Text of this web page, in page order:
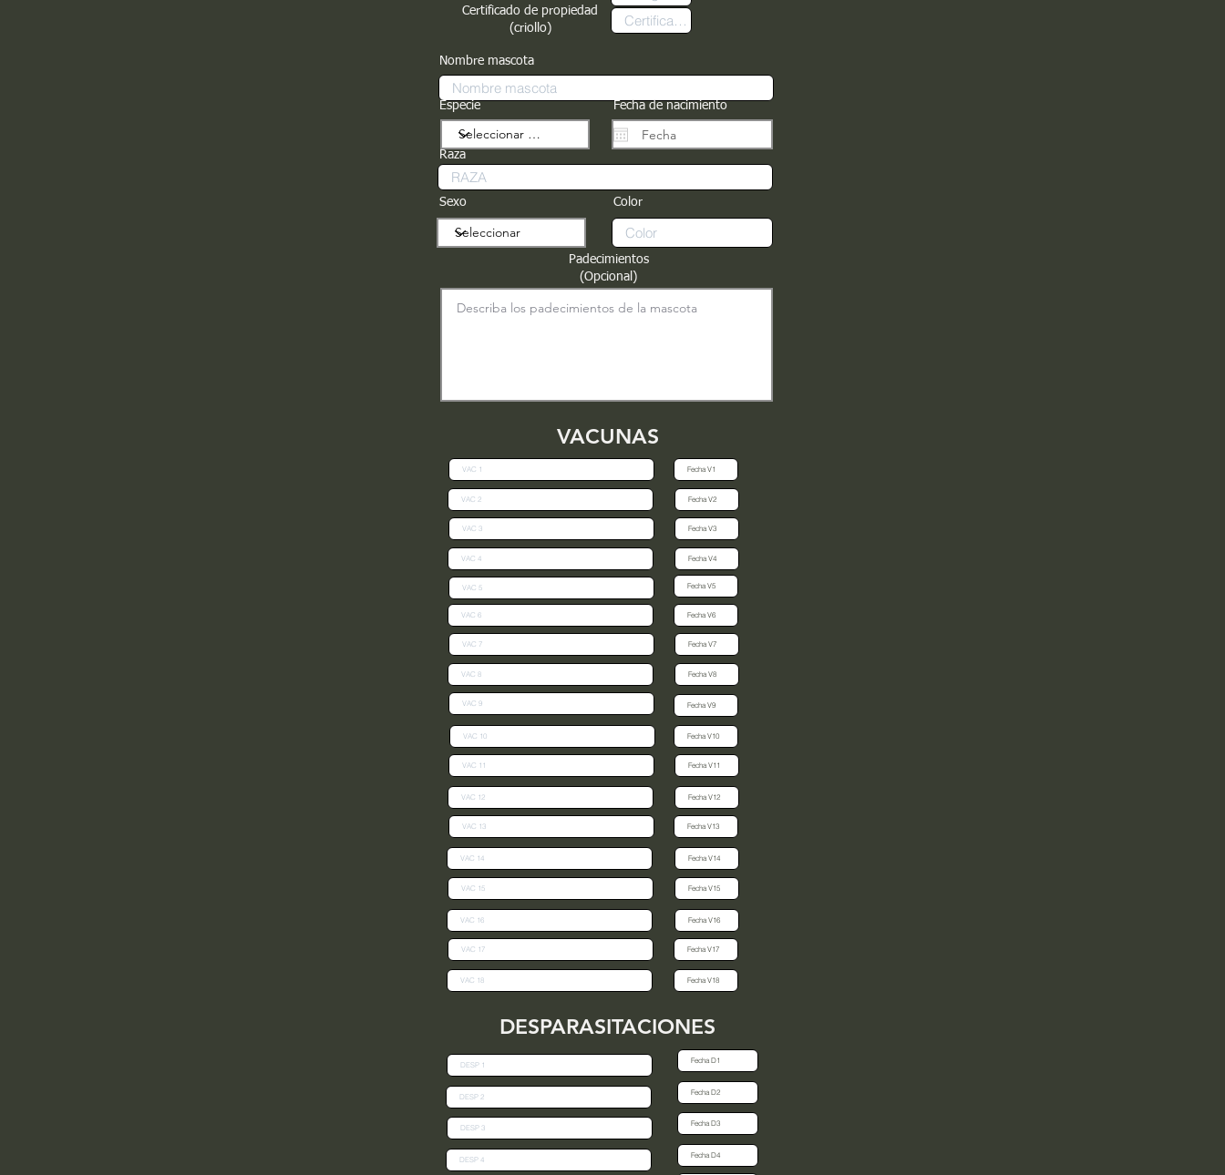
Certificado de propiedad
(criollo)
Nombre mascota
Especie Fecha de nacimiento
Raza
Sexo Color
Padecimientos
(Opcional)
VACUNAS
DESPARASITACIONES